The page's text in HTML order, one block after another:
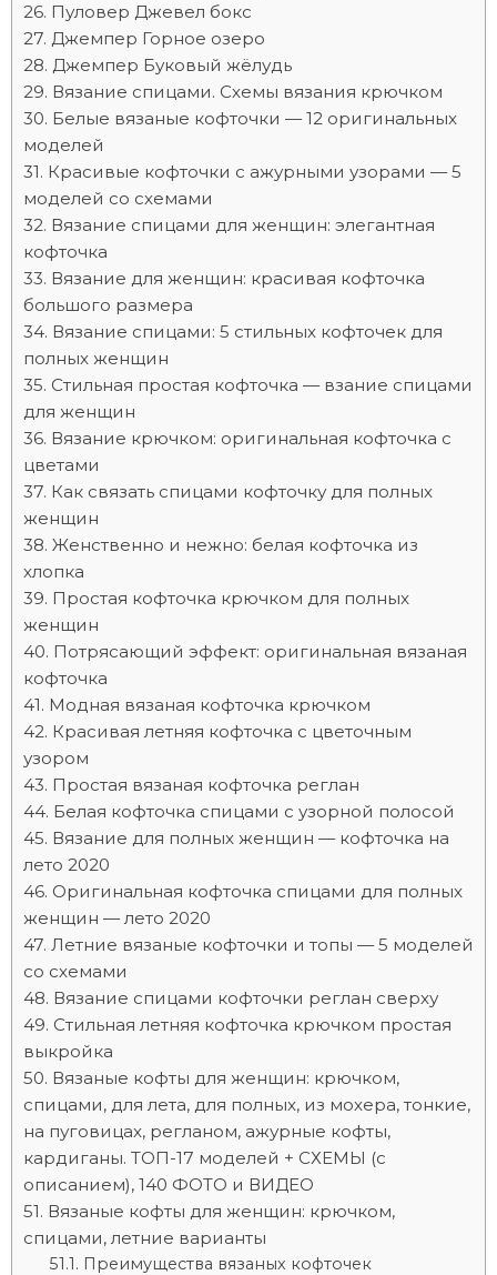
Пуловер Джевел бокс
Джемпер Горное озеро
Джемпер Буковый жёлудь
Вязание спицами. Схемы вязания крючком
Белые вязаные кофточки — 12 оригинальных
моделей
Красивые кофточки с ажурными узорами — 5
моделей со схемами
Вязание спицами для женщин: элегантная
кофточка
Вязание для женщин: красивая кофточка
большого размера
Вязание спицами: 5 стильных кофточек для
полных женщин
Стильная простая кофточка — взание спицами
для женщин
Вязание крючком: оригинальная кофточка с
цветами
Как связать спицами кофточку для полных
женщин
Женственно и нежно: белая кофточка из
хлопка
Простая кофточка крючком для полных
женщин
Потрясающий эффект: оригинальная вязаная
кофточка
Модная вязаная кофточка крючком
Красивая летняя кофточка с цветочным
узором
Простая вязаная кофточка реглан
Белая кофточка спицами с узорной полосой
Вязание для полных женщин — кофточка на
лето 2020
Оригинальная кофточка спицами для полных
женщин — лето 2020
Летние вязаные кофточки и топы — 5 моделей
со схемами
Вязание спицами кофточки реглан сверху
Стильная летняя кофточка крючком простая
выкройка
Вязаные кофты для женщин: крючком,
спицами, для лета, для полных, из мохера, тонкие,
на пуговицах, регланом, ажурные кофты,
кардиганы. ТОП-17 моделей + СХЕМЫ (с
описанием), 140 ФОТО и ВИДЕО
Вязаные кофты для женщин: крючком,
спицами, летние варианты
Преимущества вязаных кофточек